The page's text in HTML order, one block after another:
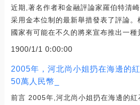
近期,著名作者和金融評論家羅伯特清
采用金本位制的最新舉措發表了評論
國家有可能在不久的將來宣布推出一種
1900/1/1 0:00:00
2005年，河北尚小姐扔在海邊的
50萬人民幣_
前言 2005年,河北尚小姐扔在海邊的紅